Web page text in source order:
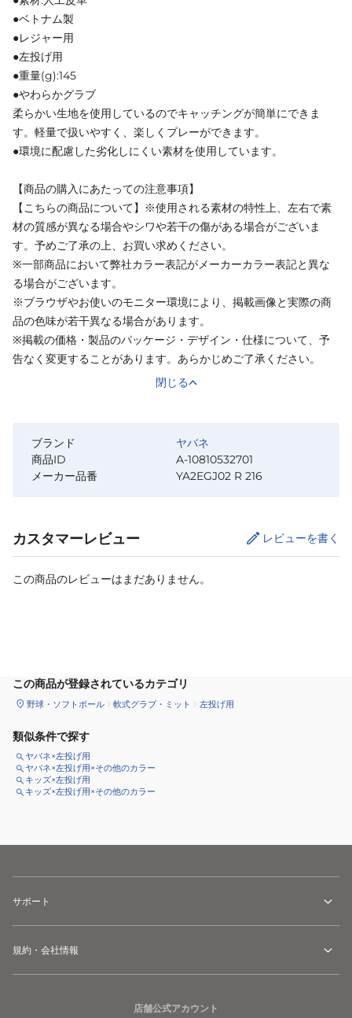
●ベトナム製
●レジャー用
●左投げ用
●重量(g):145
●やわらかグラブ
柔らかい生地を使用しているのでキャッチングが簡単にできま
す。軽量で扱いやすく、楽しくプレーができます。
●環境に配慮した劣化しにくい素材を使用しています。
【商品の購入にあたっての注意事項】
【こちらの商品について】※使用される素材の特性上、左右で素
材の質感が異なる場合やシワや若干の傷がある場合がございま
す。予めご了承の上、お買い求めください。
※一部商品において弊社カラー表記がメーカーカラー表記と異な
る場合がございます。
※ブラウザやお使いのモニター環境により、掲載画像と実際の商
品の色味が若干異なる場合があります。
※掲載の価格・製品のパッケージ・デザイン・仕様について、予
告なく変更することがあります。あらかじめご了承ください。
閉じる
ブランド
ヤバネ
商品ID
A-10810532701
メーカー品番
YA2EGJ02 R 216
カスタマーレビュー レビューを書く
この商品のレビューはまだありません。
この商品が登録されているカテゴリ
野球・ソフトボール 軟式グラブ・ミット 左投げ用
類似条件で探す
ヤバネ×左投げ用
ヤバネ×左投げ用×その他のカラー
キッズ×左投げ用
キッズ×左投げ用×その他のカラー
サポート
規約・会社情報
店舗公式アカウント